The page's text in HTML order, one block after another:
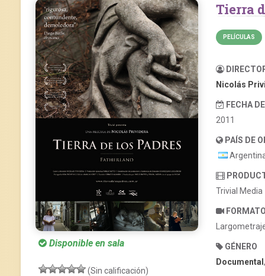
Disponible en sala
(Sin calificación)
Tierra
PELÍCULAS
Nicolás
FECHA
2011
PAÍS DE
Trivial Media
GÉNERO
Documental